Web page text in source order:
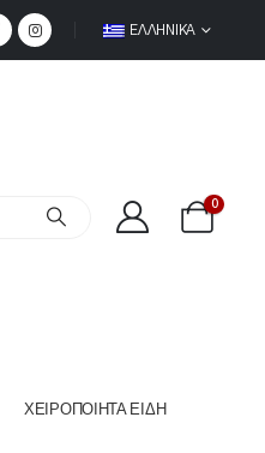
ΕΛΛΗΝΙΚΆ
0
ΧΕΙΡΟΠΟΊΗΤΑ ΕΊΔΗ